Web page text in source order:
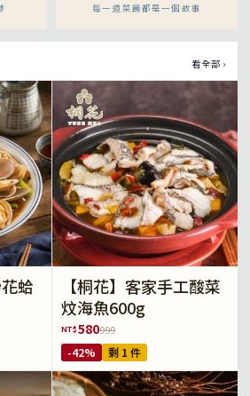
每一道菜餚都是一個故事
看全部 ›
蛤
【桐花】客家手工酸菜
炆海魚600g
NT$580999
-42% 剩 1 件